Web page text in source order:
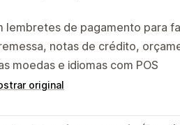
lembretes de pagamento para
notas de crédito,
moedas e idiomas com POS
original